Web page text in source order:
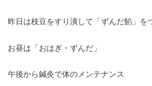
昨日は枝豆をすり潰して「ずんだ餡」を
お昼は「おはぎ・ずんだ」
午後から鍼灸で体のメンテナンス